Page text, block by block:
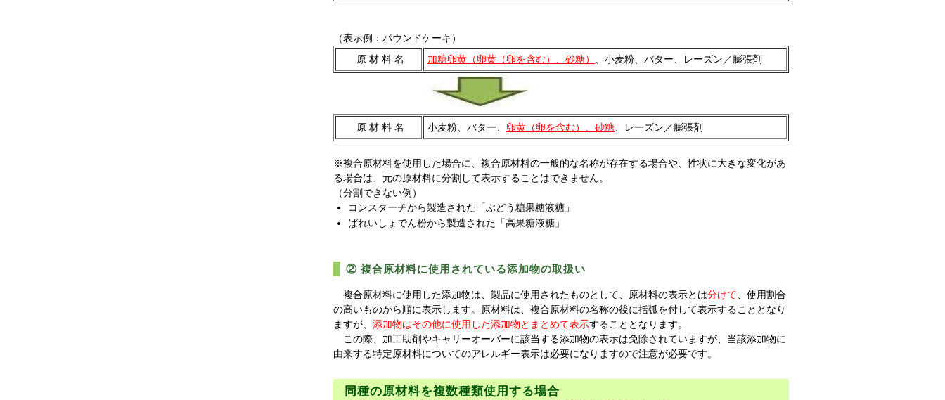
（表示例：パウンドケーキ）
原 材 料 名
加糖卵黄（卵黄（卵を含む）、砂糖） 、小麦粉、バター、レーズン／膨張剤
原 材 料 名 小麦粉、バター、 卵黄（卵を含む）、砂糖 、レーズン／膨張剤
※複合原材料を使用した場合に、複合原材料の一般的な名称が存在する場合や、性状に大きな変化があ
る場合は、元の原材料に分割して表示することはできません。
（分割できない例）
コンスターチから製造された「ぶどう糖果糖液糖」
ばれいしょでん粉から製造された「高果糖液糖」
② 複合原材料に使用されている添加物の取扱い
複合原材料に使用した添加物は、製品に使用されたものとして、原材料の表示とは分けて 、使用割合
の高いものから順に表示します。原材料は、複合原材料の名称の後に括弧を付して表示することとなり
ますが、 添加物はその他に使用した添加物とまとめて表示することとなります。
この際、加工助剤やキャリーオーバーに該当する添加物の表示は免除されていますが、当該添加物に
由来する特定原材料についてのアレルギー表示は必要になりますので注意が必要です。
同種の原材料を複数種類使用する場合